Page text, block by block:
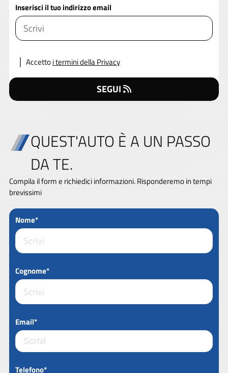
Inserisci il tuo indirizzo email
Accettoi termini della Privacy
SEGUI
QUEST'AUTO È A UN PASSO
DA TE.
Compila il form e richiedici informazioni. Risponderemo in tempi
brevissimi
Nome*
Cognome*
Email*
Telefono*